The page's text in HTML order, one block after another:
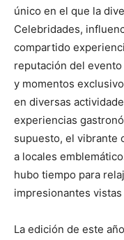
único en el que la
Celebridades,
compartido
reputación del
y momentos
en diversas
experiencias
supuesto, el vibrante
a locales
hubo tiempo para
impresionantes
La edición de este